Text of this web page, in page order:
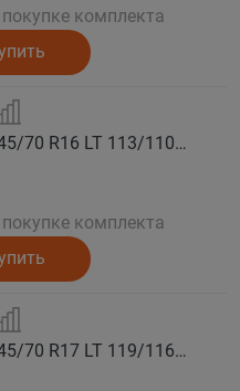
комплекта
COMFORSER Автошина 245/70 R16 LT 113/110S CF1100 8PR RWL лето
комплекта
COMFORSER Автошина 245/70 R17 LT 119/116S CF1100 10PR RWL лето